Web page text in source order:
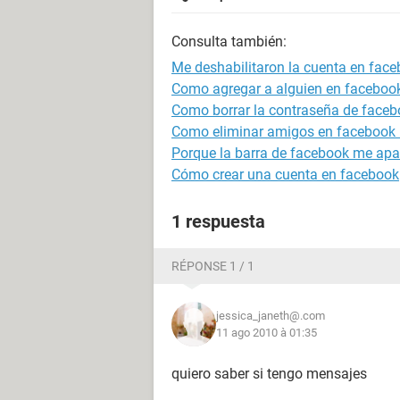
Consulta también:
Me deshabilitaron la cuenta en
Como agregar a alguien en
Como borrar la contraseña de
Como eliminar amigos en
Porque la barra de facebook me
Cómo crear una cuenta en facebook
1 respuesta
RÉPONSE 1 / 1
jessica_janeth@.com
11 ago 2010 à 01:35
quiero saber si tengo mensajes